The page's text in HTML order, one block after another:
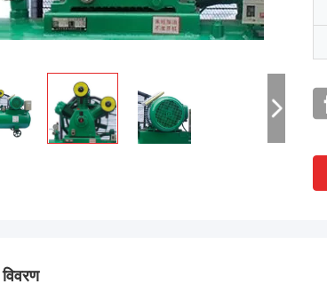
विवरण